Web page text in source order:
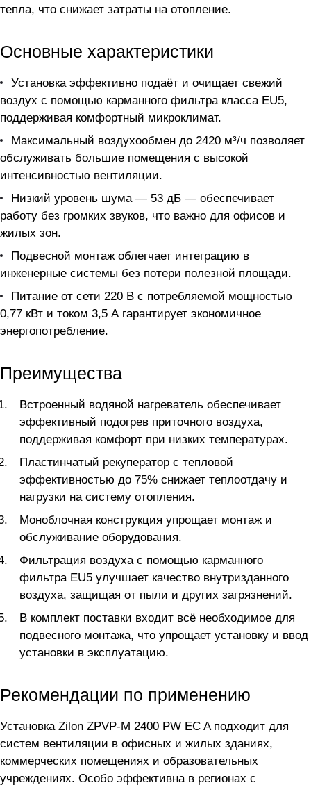
тепла, что снижает затраты на отопление.
Основные характеристики
Установка эффективно подаёт и очищает свежий
воздух с помощью карманного фильтра класса EU5,
поддерживая комфортный микроклимат.
Максимальный воздухообмен до 2420 м³/ч позволяет
обслуживать большие помещения с высокой
интенсивностью вентиляции.
Низкий уровень шума — 53 дБ — обеспечивает
работу без громких звуков, что важно для офисов и
жилых зон.
Подвесной монтаж облегчает интеграцию в
инженерные системы без потери полезной площади.
Питание от сети 220 В с потребляемой мощностью
0,77 кВт и током 3,5 А гарантирует экономичное
энергопотребление.
Преимущества
Встроенный водяной нагреватель обеспечивает
эффективный подогрев приточного воздуха,
поддерживая комфорт при низких температурах.
Пластинчатый рекуператор с тепловой
эффективностью до 75% снижает теплоотдачу и
нагрузки на систему отопления.
Моноблочная конструкция упрощает монтаж и
обслуживание оборудования.
Фильтрация воздуха с помощью карманного
фильтра EU5 улучшает качество внутризданного
воздуха, защищая от пыли и других загрязнений.
В комплект поставки входит всё необходимое для
подвесного монтажа, что упрощает установку и ввод
установки в эксплуатацию.
Рекомендации по применению
Установка Zilon ZPVP-M 2400 PW EC A подходит для
систем вентиляции в офисных и жилых зданиях,
коммерческих помещениях и образовательных
учреждениях. Особо эффективна в регионах с